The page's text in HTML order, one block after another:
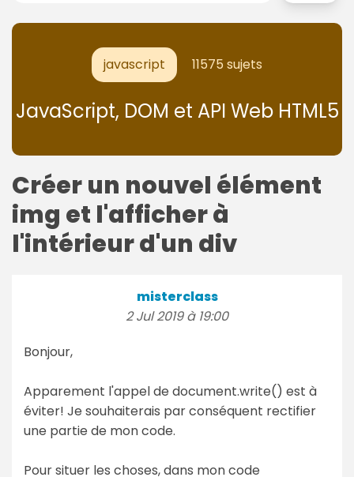
javascript 11575 sujets
JavaScript, DOM et API Web HTML5
Créer un nouvel élément
img et l'afficher à
l'intérieur d'un div
misterclass
2 Jul 2019 à 19:00
Bonjour,
Apparement l'appel de document.write() est à
éviter! Je souhaiterais par conséquent rectifier
une partie de mon code.
Pour situer les choses, dans mon code